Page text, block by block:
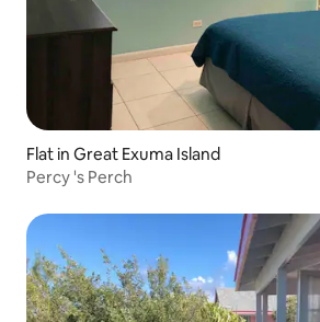
Flat in Great Exuma Island
Percy 's Perch